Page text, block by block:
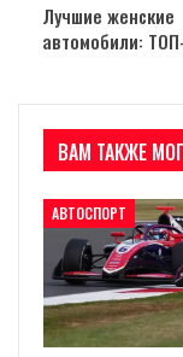
Лучшие женские
автомобили:
ВАМ ТАКЖЕ
АВТОСПОРТ